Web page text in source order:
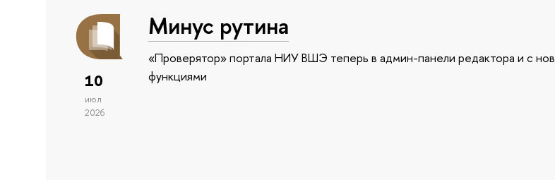
10
июл
2026
Минус рутина
«Проверятор» портала НИУ ВШЭ теперь в админ-панели редактора и с
функциями